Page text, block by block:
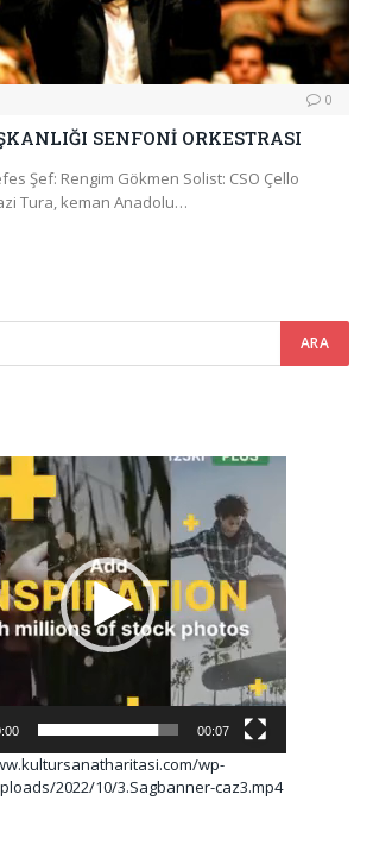
0
SENFONİ ORKESTRASI
Şef: Rengim Gökmen Solist: CSO Çello
Tura, keman Anadolu…
00:07
wp-
2022/10/3.Sagbanner-caz3.mp4